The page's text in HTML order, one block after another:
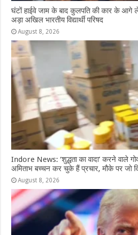
घंटों हाईवे जाम के बाद कुलपति की कार के आगे
अड़ा अखिल भारतीय विद्यार्थी परिषद
August 8, 2026
Indore News: ‘शुद्धता का वादा’ करने वाले
अमिताभ बच्चन कर चुके हैं प्रचार, मौके पर जो
August 8, 2026